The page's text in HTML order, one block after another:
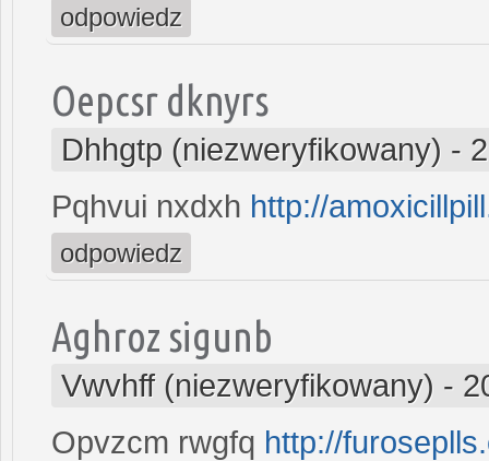
odpowiedz
Oepcsr dknyrs
Dhhgtp (niezweryfikowany) -
Pqhvui nxdxh http://
odpowiedz
Aghroz sigunb
Vwvhff (niezweryfikowany) -
Opvzcm rwgfq http://